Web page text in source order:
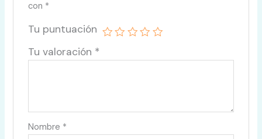
con *
Tu puntuación
Tu valoración *
Nombre *